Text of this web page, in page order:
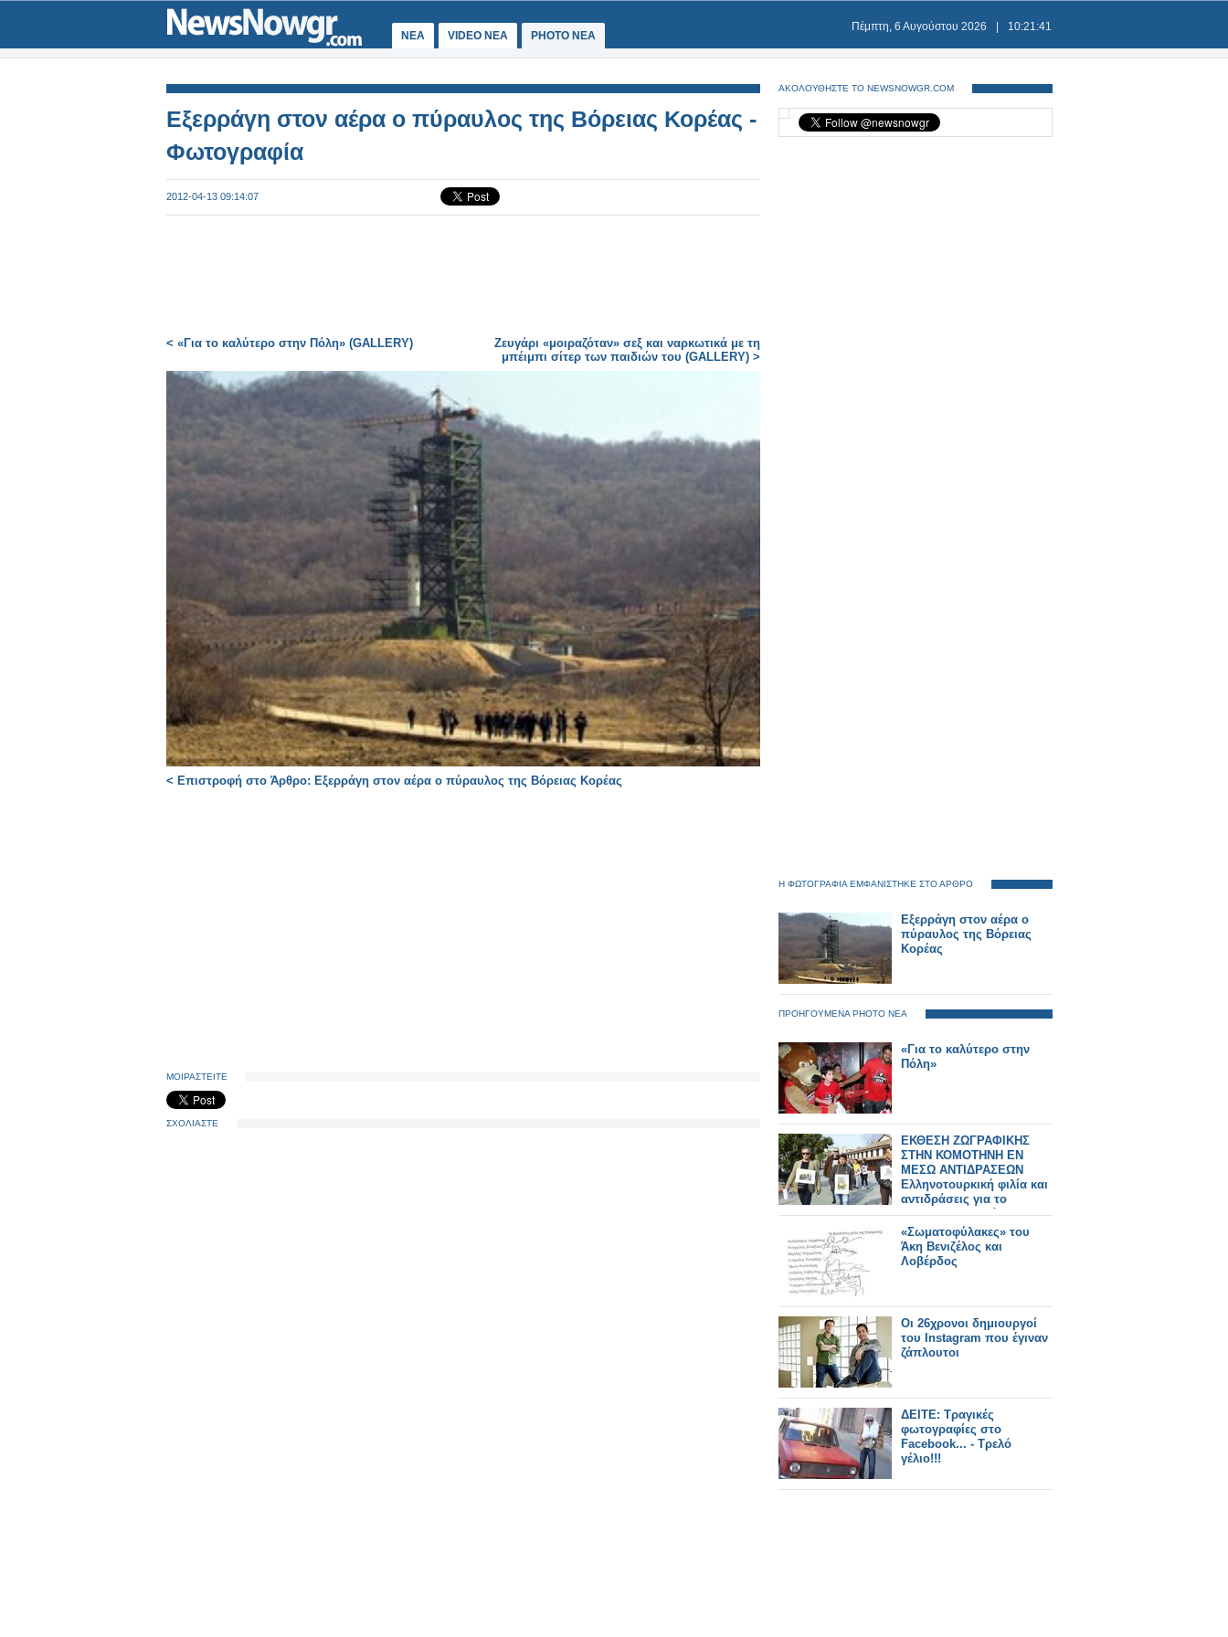
ΝΕΑ VIDEO NEA PHOTO NEA
Πέμπτη, 6 Αυγούστου 2026 10:21:41
Εξερράγη στον αέρα ο πύραυλος της Βόρειας Κορέας -
Φωτογραφία
2012-04-13 09:14:07
< «Για το καλύτερο στην Πόλη» (GALLERY)
Ζευγάρι «μοιραζόταν» σεξ και ναρκωτικά με τη
μπέιμπι σίτερ των παιδιών του (GALLERY) >
< Επιστροφή στο Άρθρο: Εξερράγη στον αέρα ο πύραυλος της Βόρειας Κορέας
ΜΟΙΡΑΣΤΕΙΤΕ
ΣΧΟΛΙΑΣΤΕ
ΑΚΟΛΟΥΘΗΣΤΕ ΤΟ NEWSNOWGR.COM
Η ΦΩΤΟΓΡΑΦΙΑ ΕΜΦΑΝΙΣΤΗΚΕ ΣΤΟ ΑΡΘΡΟ
Εξερράγη στον αέρα ο
πύραυλος της Βόρειας
Κορέας
ΠΡΟΗΓΟΥΜΕΝΑ PHOTO ΝΕΑ
«Για το καλύτερο στην
Πόλη»
ΕΚΘΕΣΗ ΖΩΓΡΑΦΙΚΗΣ
ΣΤΗΝ ΚΟΜΟΤΗΝΗ ΕΝ
ΜΕΣΩ ΑΝΤΙΔΡΑΣΕΩΝ
Ελληνοτουρκική φιλία και
αντιδράσεις για το
«τουρκοελληνικό
σουργελιστάν»
«Σωματοφύλακες» του
Άκη Βενιζέλος και
Λοβέρδος
Οι 26χρονοι δημιουργοί
του Instagram που έγιναν
ζάπλουτοι
ΔΕITE: Τραγικές
φωτογραφίες στο
Facebook... - Τρελό
γέλιο!!!